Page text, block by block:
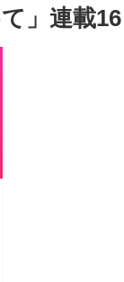
」連載16